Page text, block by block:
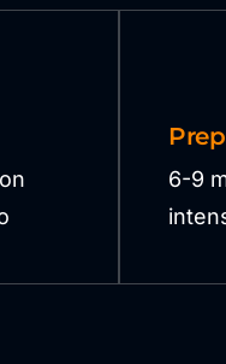
6-9